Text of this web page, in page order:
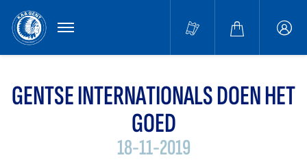
MENU
GENTSE INTERNATIONALS DOEN HET
GOED
18-11-2019